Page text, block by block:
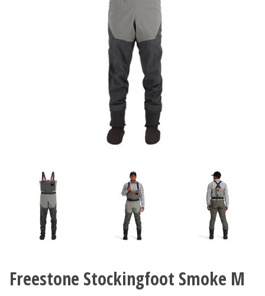
Freestone Stockingfoot Smoke M